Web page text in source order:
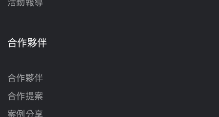
活動報導
合作夥伴
合作夥伴
合作提案
案例分享